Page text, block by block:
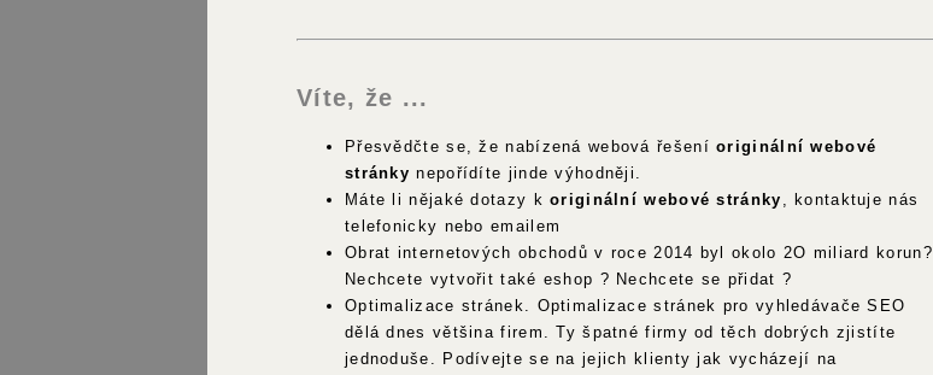
Víte, že ...
Přesvědčte se, že nabízená webová řešeníoriginální webové
stránky nepořídíte jinde výhodněji.
Máte li nějaké dotazy koriginální webové stránky , kontaktuje nás
telefonicky nebo emailem
Obrat internetových obchodů v roce 2014 byl okolo 2O miliard korun?
Nechcete vytvořit také eshop ? Nechcete se přidat ?
Optimalizace stránek. Optimalizace stránek pro vyhledávače SEO
dělá dnes většina firem. Ty špatné firmy od těch dobrých zjistíte
jednoduše. Podívejte se na jejich klienty jak vycházejí na